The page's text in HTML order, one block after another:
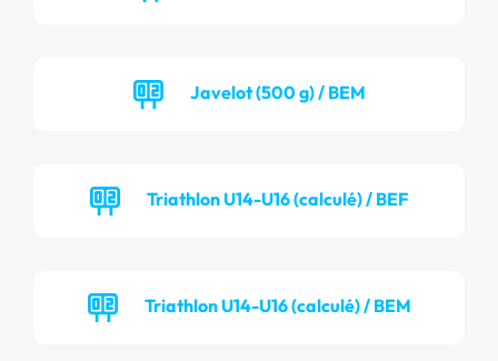
Javelot (500 g) / BEM
Triathlon U14-U16 (calculé) / BEF
Triathlon U14-U16 (calculé) / BEM